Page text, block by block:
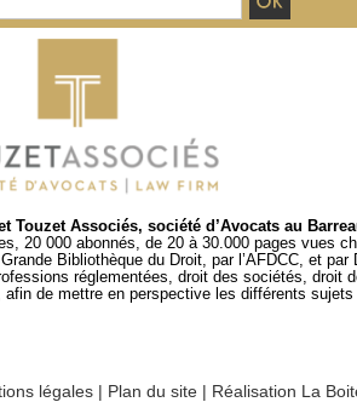
Touzet Associés, société d’Avocats au
20 000 abonnés, de 20 à 30.000 pages vues
Grande Bibliothèque du Droit, par l’AFDCC, et par
réglementées, droit des sociétés, droit
de mettre en perspective les différents
légales | Plan du site | Réalisation La